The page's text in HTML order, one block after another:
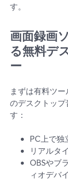
す。
画面録画
る無料デ
ー
まずは有料ツ
のデスクトップ
す：
PC上で独
リアルタ
OBSやブ
ィオデバ